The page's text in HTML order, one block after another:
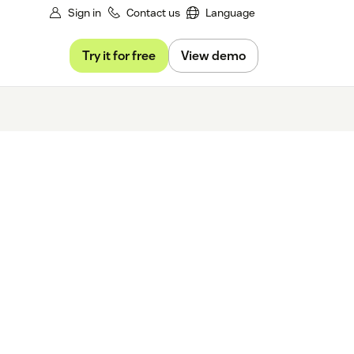
Sign in Contact us Language
Try it for free View demo